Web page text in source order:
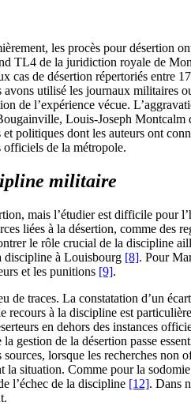
les procès pour désertion
TL4 de la juridiction royale de
cas de désertion répertoriés entre
utilisé les journaux militaires
de l’expérience vécue.
Louis-Joseph
politiques dont les auteurs ont
officiels de la métropole.
militaire
mais l’étudier est difficile pour
liées à la désertion, comme des
le rôle crucial de la discipline
discipline à Louisbourg [8]. Pour
et les punitions [9].
de traces. La constatation d’un
à la discipline est
en dehors des instances
gestion de la désertion passe
lorsque les recherches
la situation. Comme pour la
l’échec de la discipline [12]. Dans